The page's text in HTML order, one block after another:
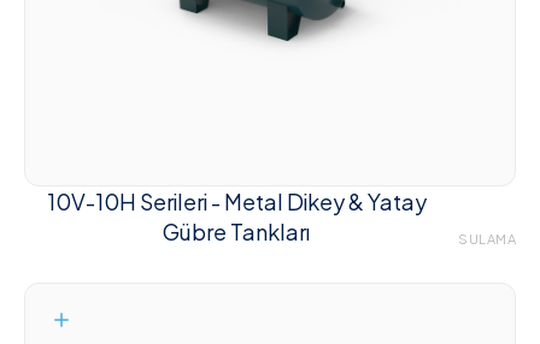
10V-10H Serileri - Metal Dikey & Yatay
Gübre Tankları
SULAMA